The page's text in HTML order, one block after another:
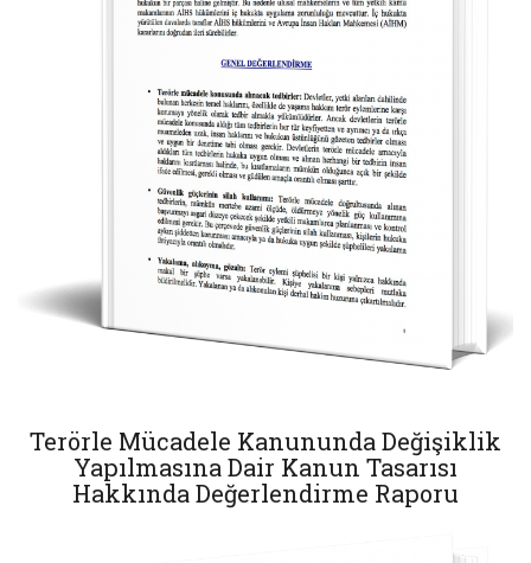
Terörle Mücadele Kanununda Değişiklik
Yapılmasına Dair Kanun Tasarısı
Hakkında Değerlendirme Raporu